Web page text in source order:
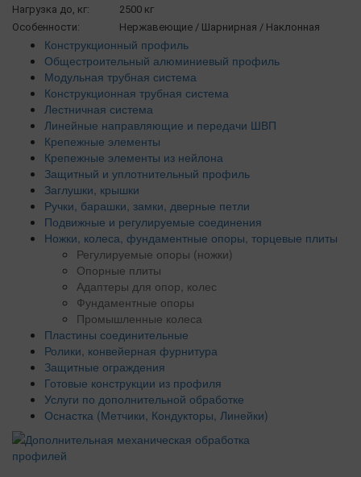
Нагрузка до, кг:
2500 кг
Особенности:
Нержавеющие / Шарнирная / Наклонная
Конструкционный профиль
Общестроительный алюминиевый профиль
Модульная трубная система
Конструкционная трубная система
Лестничная система
Линейные направляющие и передачи ШВП
Крепежные элементы
Крепежные элементы из нейлона
Защитный и уплотнительный профиль
Заглушки, крышки
Ручки, барашки, замки, дверные петли
Подвижные и регулируемые соединения
Ножки, колеса, фундаментные опоры, торцевые плиты
Регулируемые опоры (ножки)
Опорные плиты
Адаптеры для опор, колес
Фундаментные опоры
Промышленные колеса
Пластины соединительные
Ролики, конвейерная фурнитура
Защитные ограждения
Готовые конструкции из профиля
Услуги по дополнительной обработке
Оснастка (Метчики, Кондукторы, Линейки)